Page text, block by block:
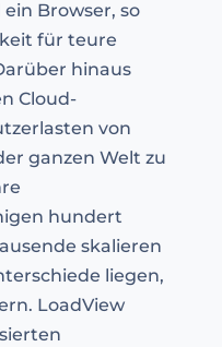
Browser, so
für teure
hinaus
Cloud-
von
ganzen Welt zu
hundert
skalieren
liegen,
LoadView